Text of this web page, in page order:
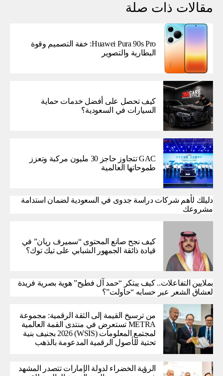
مقالات ذات صلة
Huawei Pura 90s Pro: خفة التصميم وقوة
البطارية والتصوير
كيف تحصل على أفضل خدمات حماية
السيارات في السعودية؟
GAC تتجاوز حاجز 30 مليون مركبة وتعزز
طموحاتها العالمية
دليلك لأهم شركات دراسة جدوى في السعودية لضمان استدامة
مشروعك
كيف نجح صانع المحتوى “سميرف ريان” في
قيادة ذائقة الجمهور الشبابي على تيك توك؟
بملايين التفاعلات.. كيف يبتكر “حمد آل فطيح” هوية بصرية فريدة
لعشاق الشعر عبر حسابه “حاولت”؟
من ترسيخ القيمة إلى الثقة الرقمية: مجموعة
METRA تستعرض في منتدى القمة العالمية
لمجتمع المعلومات (WSIS) 2026 بجنيف بنية
تحتية للأصول الرقمية المدعومة بالذهب
الرؤية الخضراء لدولة الإمارات تتصدر المشهد